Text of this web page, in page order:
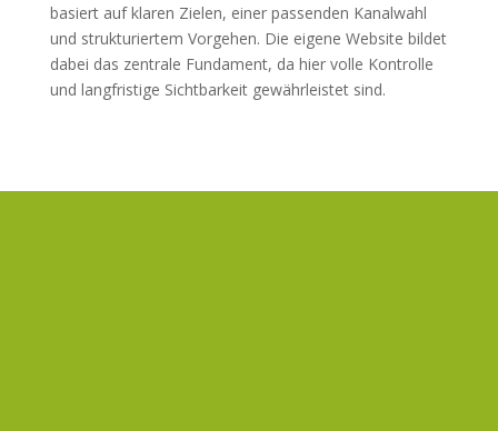
basiert auf klaren Zielen, einer passenden Kanalwahl
und strukturiertem Vorgehen. Die eigene Website bildet
dabei das zentrale Fundament, da hier volle Kontrolle
und langfristige Sichtbarkeit gewährleistet sind.